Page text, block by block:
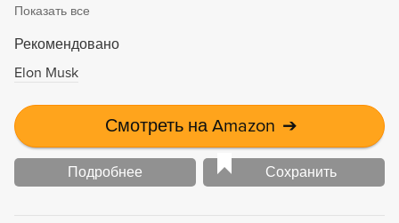
великих деяний. О мире лордов и героев, драконов,
воинов и магов, чернокнижников и убийц - всех, кого
Показать все
Рекомендовано
Elon Musk
Смотреть на Amazon ➔
Подробнее Сохранить